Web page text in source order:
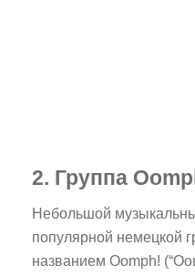
2. Группа
Небольшой
популярной немецкой
названием Oomph!